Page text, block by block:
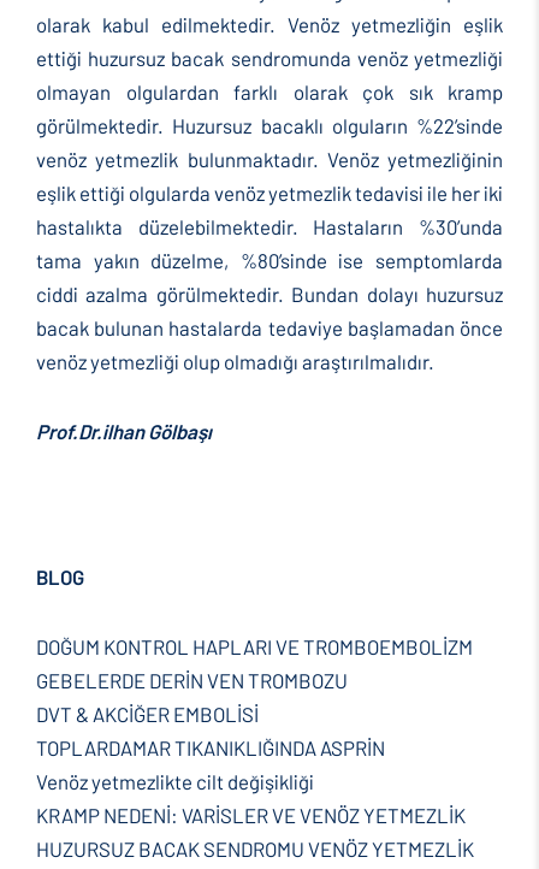
olarak kabul edilmektedir. Venöz yetmezliğin eşlik
ettiği huzursuz bacak sendromunda venöz yetmezliği
olmayan olgulardan farklı olarak çok sık kramp
görülmektedir. Huzursuz bacaklı olguların %22’sinde
venöz yetmezlik bulunmaktadır. Venöz yetmezliğinin
eşlik ettiği olgularda venöz yetmezlik tedavisi ile her iki
hastalıkta düzelebilmektedir. Hastaların %30’unda
tama yakın düzelme, %80’sinde ise semptomlarda
ciddi azalma görülmektedir. Bundan dolayı huzursuz
bacak bulunan hastalarda tedaviye başlamadan önce
venöz yetmezliği olup olmadığı araştırılmalıdır.
Prof.Dr.ilhan Gölbaşı
BLOG
DOĞUM KONTROL HAPLARI VE TROMBOEMBOLİZM
GEBELERDE DERİN VEN TROMBOZU
DVT & AKCİĞER EMBOLİSİ
TOPLARDAMAR TIKANIKLIĞINDA ASPRİN
Venöz yetmezlikte cilt değişikliği
KRAMP NEDENİ: VARİSLER VE VENÖZ YETMEZLİK
HUZURSUZ BACAK SENDROMU VENÖZ YETMEZLİK